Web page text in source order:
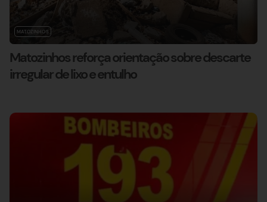
MATOZINHOS
Matozinhos reforça orientação sobre descarte
irregular de lixo e entulho